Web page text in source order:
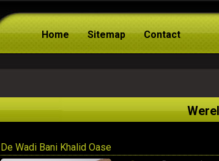
Home Sitemap Contact
De Wadi Bani Khalid Oase